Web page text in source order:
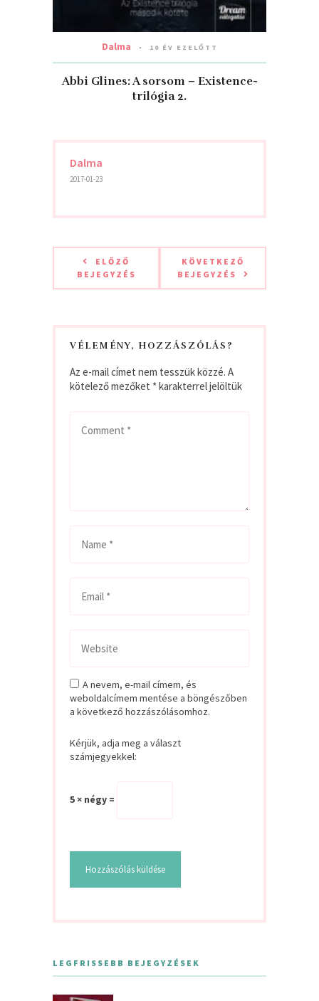
Dalma 10 ÉV EZELŐTT
Abbi Glines: A sorsom – Existence-
trilógia 2.
Dalma
2017-01-23
ELŐZŐ
BEJEGYZÉS
KÖVETKEZŐ
BEJEGYZÉS
VÉLEMÉNY, HOZZÁSZÓLÁS?
Az e-mail címet nem tesszük közzé. A
kötelező mezőket *karakterrel jelöltük
A nevem, e-mail címem, és
weboldalcímem mentése a böngészőben
a következő hozzászólásomhoz.
Kérjük, adja meg a választ
számjegyekkel:
5 × négy =
LEGFRISSEBB BEJEGYZÉSEK